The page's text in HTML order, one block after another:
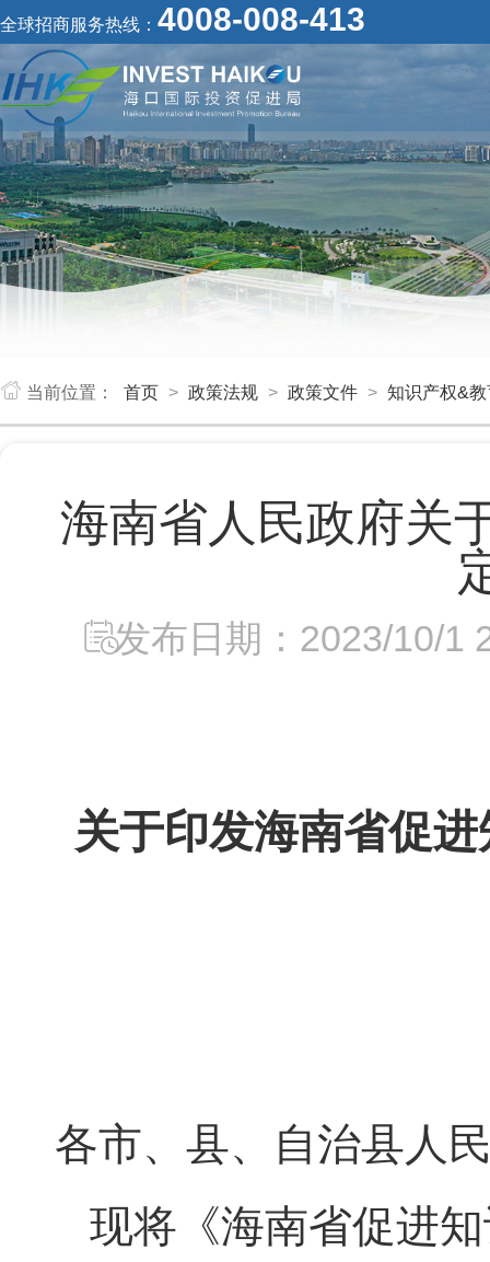
全球招商服务热线： 4008-008-413
当前位置： 首页 > 政策法规 > 政策文件 > 知识产权&教
海南省人民政府关
发布日期：2023/10/1
关于印发海南省促
各市、县、自治县人
现将《海南省促进